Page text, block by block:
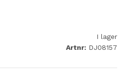
I lager
Artnr: DJ08157